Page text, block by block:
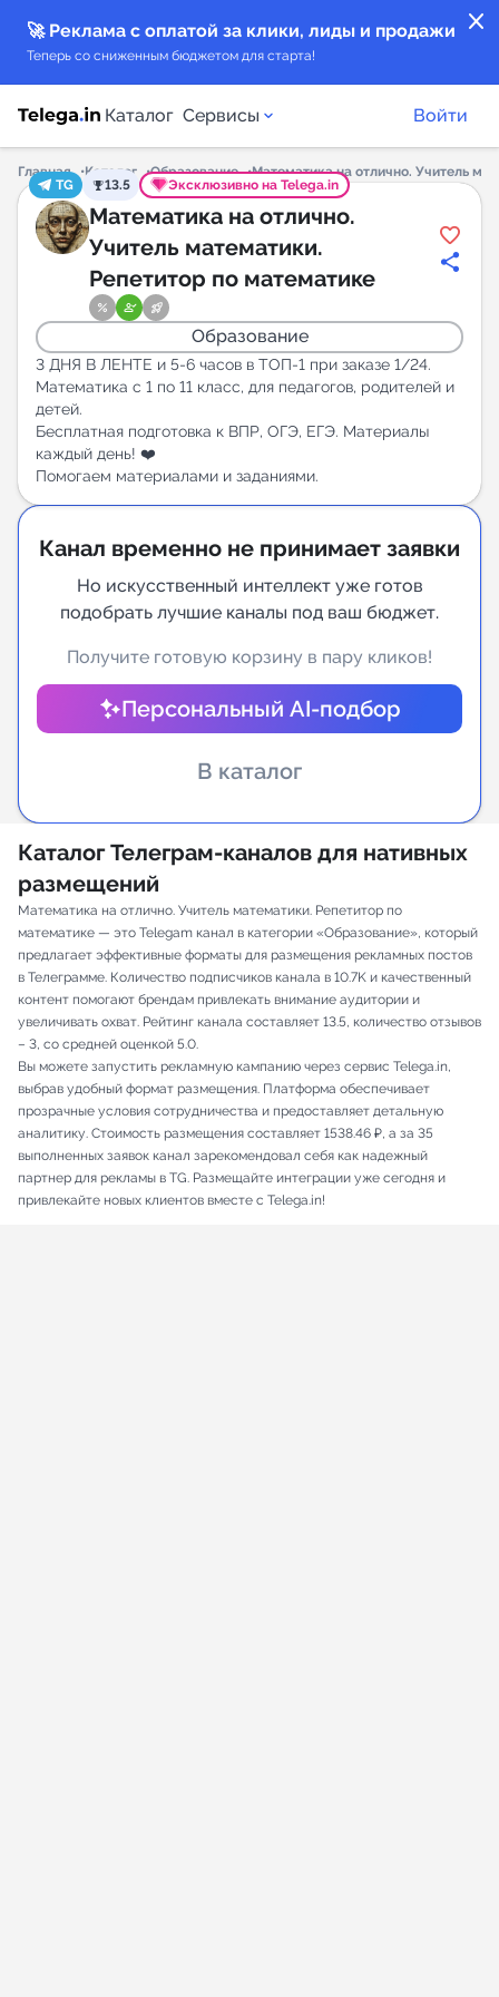
close
🚀 Реклама с оплатой за клики, лиды и продажи
Теперь со сниженным бюджетом для старта!
Каталог Сервисы
Каталог каналов
Каталог ботов
Горящие предложения
Индекс читаемости каналов в Telegram
New
Аналитика MAX каналов
Индивидуальное сопровождение
Аналитика Telegram
Войти
Главная Каталог Образование
Математика на отлично. Учитель
TG
13.5 Эксклюзивно на Telega.in
Математика на отлично.
Учитель математики.
Репетитор по математике
Образование
3 ДНЯ В ЛЕНТЕ и 5-6 часов в ТОП-1 при заказе 1/24.
Математика с 1 по 11 класс, для педагогов, родителей и
детей.
Бесплатная подготовка к ВПР, ОГЭ, ЕГЭ. Материалы
каждый день! ❤️
Помогаем материалами и заданиями.
Канал временно не принимает заявки
Но искусственный интеллект уже готов
подобрать лучшие каналы под ваш бюджет.
Получите готовую корзину в пару кликов!
Персональный AI-подбор
В каталог
Каталог Телеграм-каналов для нативных
размещений
Математика на отлично. Учитель математики. Репетитор по
математике — это Telegam канал в категории «Образование», который
предлагает эффективные форматы для размещения рекламных постов
в Телеграмме. Количество подписчиков канала в 10.7K и качественный
контент помогают брендам привлекать внимание аудитории и
увеличивать охват. Рейтинг канала составляет 13.5, количество отзывов
– 3, со средней оценкой 5.0.
Вы можете запустить рекламную кампанию через сервис Telega.in,
выбрав удобный формат размещения. Платформа обеспечивает
прозрачные условия сотрудничества и предоставляет детальную
аналитику. Стоимость размещения составляет 1538.46 ₽, а за 35
выполненных заявок канал зарекомендовал себя как надежный
партнер для рекламы в TG. Размещайте интеграции уже сегодня и
привлекайте новых клиентов вместе с Telega.in!